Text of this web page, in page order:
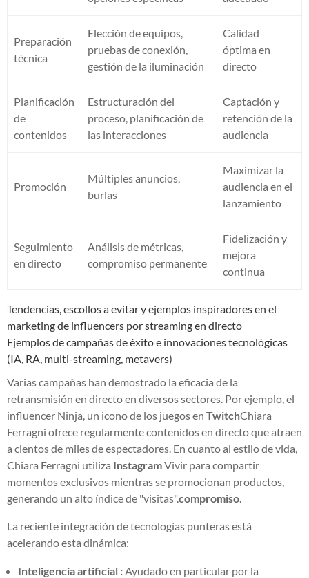
Preparación
técnica
Elección de equipos,
pruebas de conexión,
gestión de la iluminación
Calidad
óptima en
directo
Planificación
de
contenidos
Estructuración del
proceso, planificación de
las interacciones
Captación y
retención de la
audiencia
Promoción
Múltiples anuncios,
burlas
Maximizar la
audiencia en el
lanzamiento
Seguimiento
en directo
Análisis de métricas,
compromiso permanente
Fidelización y
mejora
continua
Tendencias, escollos a evitar y ejemplos inspiradores en el
marketing de influencers por streaming en directo
Ejemplos de campañas de éxito e innovaciones tecnológicas
(IA, RA, multi-streaming, metavers)
Varias campañas han demostrado la eficacia de la
retransmisión en directo en diversos sectores. Por ejemplo, el
influencer Ninja, un icono de los juegos en TwitchChiara
Ferragni ofrece regularmente contenidos en directo que atraen
a cientos de miles de espectadores. En cuanto al estilo de vida,
Chiara Ferragni utiliza InstagramVivir para compartir
momentos exclusivos mientras se promocionan productos,
generando un alto índice de "visitas".compromiso
La reciente integración de tecnologías punteras está
acelerando esta dinámica:
Inteligencia artificial : Ayudado en particular por la